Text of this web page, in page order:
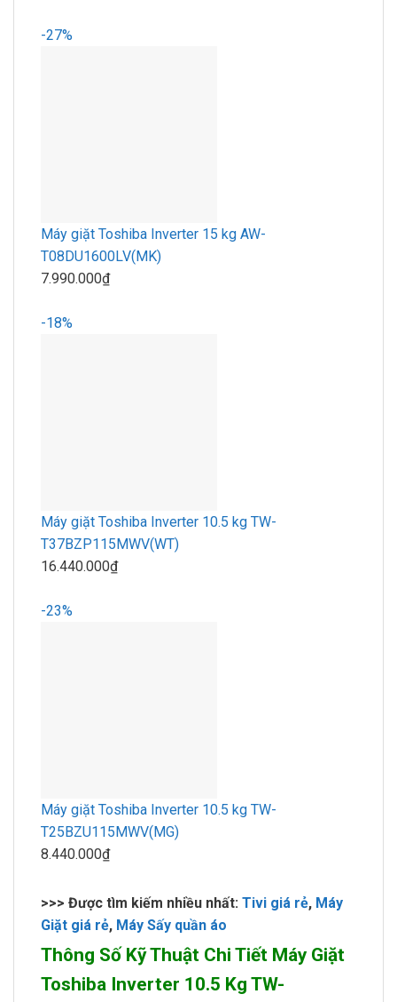
-27%
Máy giặt Toshiba Inverter 15 kg AW-
T08DU1600LV(MK)
7.990.000₫
-18%
Máy giặt Toshiba Inverter 10.5 kg TW-
T37BZP115MWV(WT)
16.440.000₫
-23%
Máy giặt Toshiba Inverter 10.5 kg TW-
T25BZU115MWV(MG)
8.440.000₫
>>> Được tìm kiếm nhiều nhất: Tivi giá rẻ, Máy
Giặt giá rẻ, Máy Sấy quần áo
Thông Số Kỹ Thuật Chi Tiết Máy Giặt
Toshiba Inverter 10.5 Kg TW-